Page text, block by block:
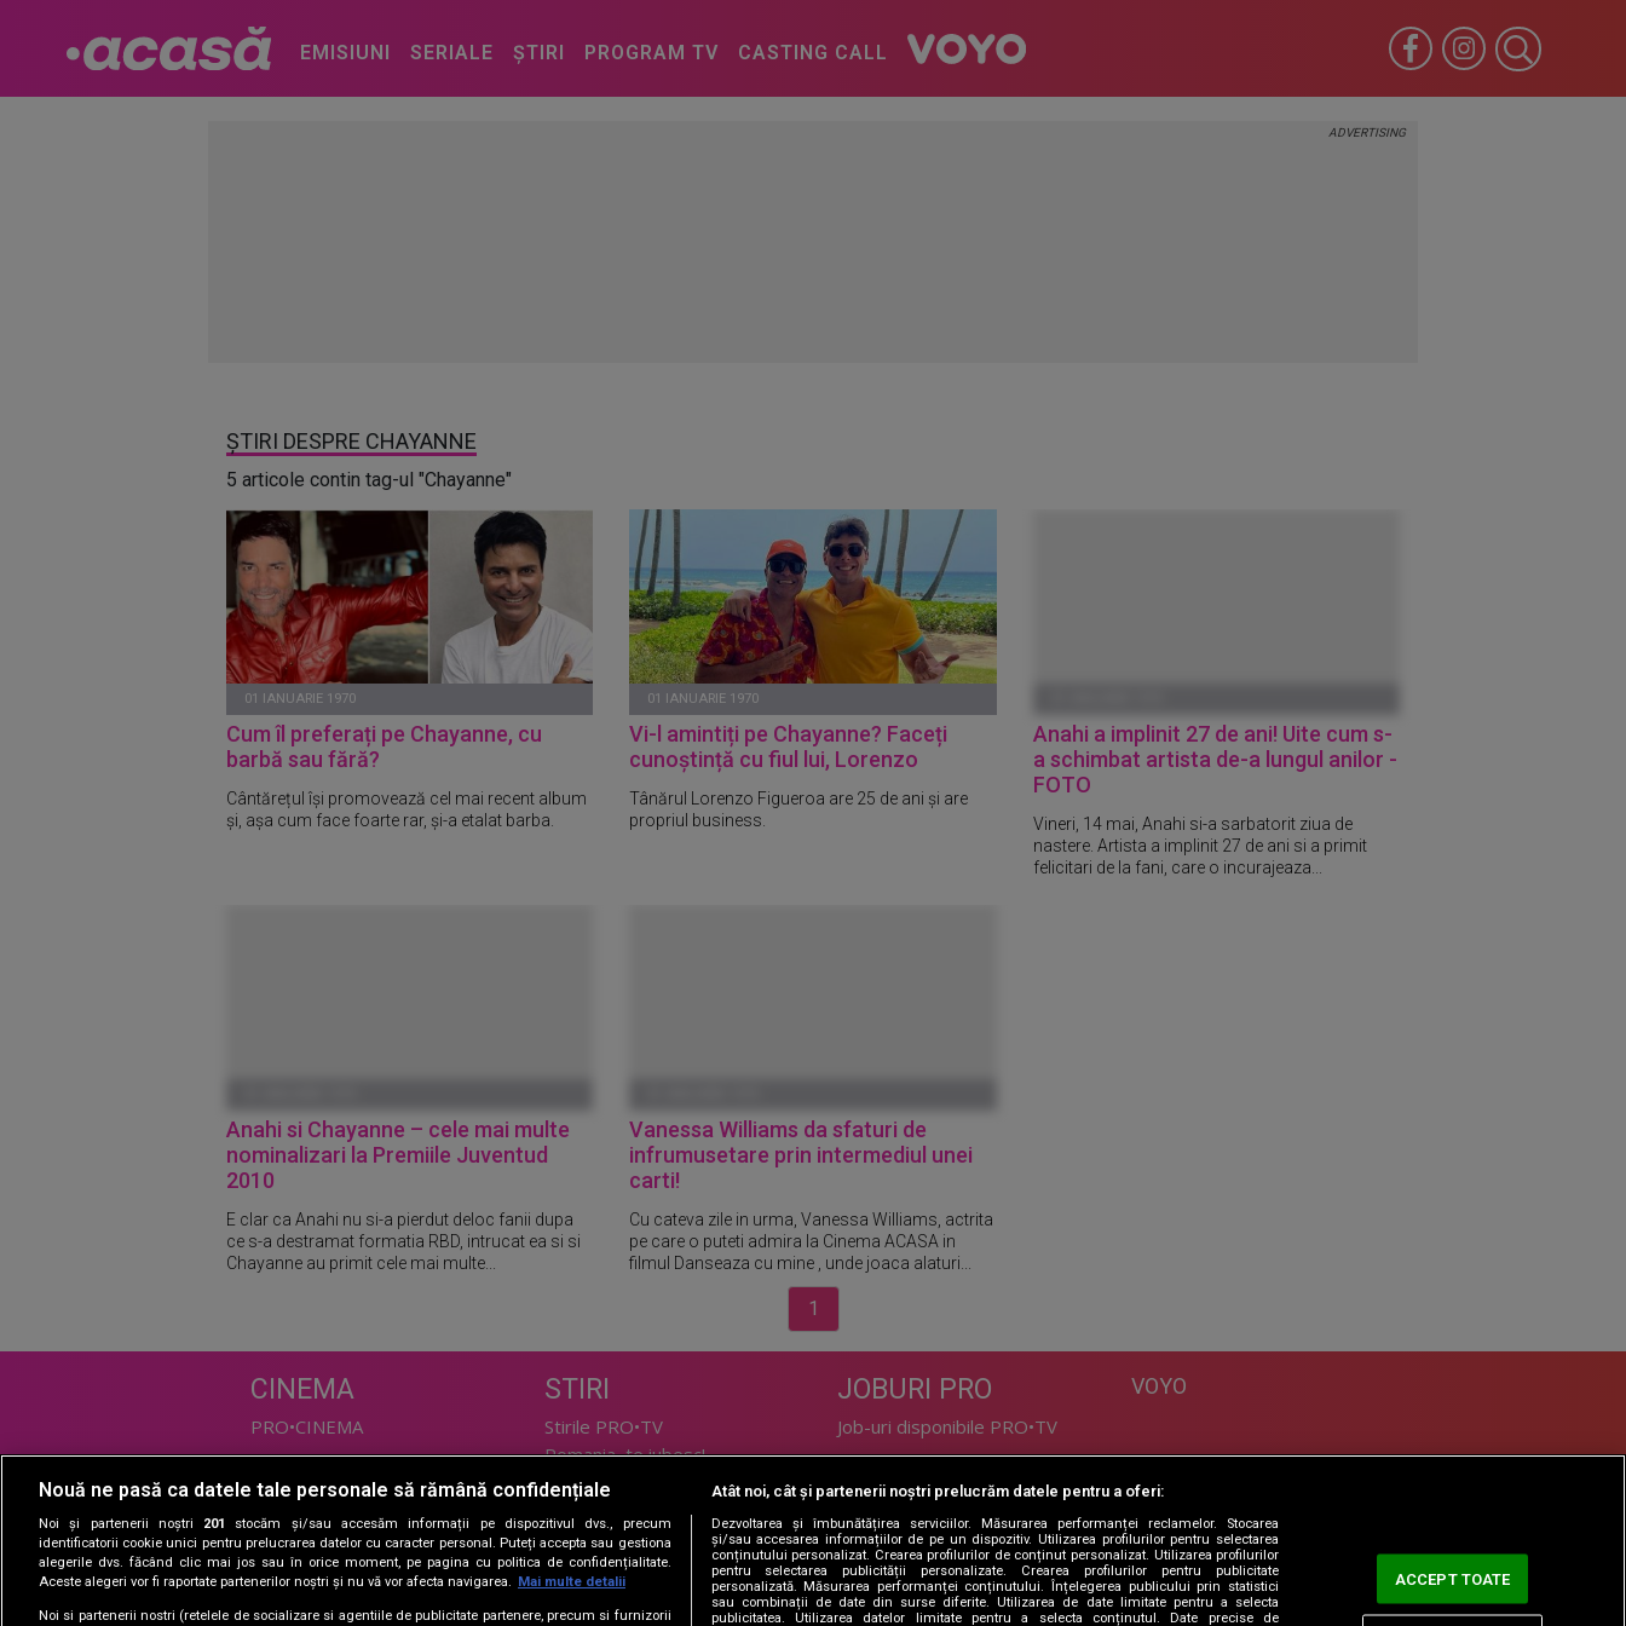
EMISIUNI SERIALE ȘTIRI PROGRAM TV CASTING CALL
ȘTIRI DESPRE CHAYANNE
5 articole contin tag-ul "Chayanne"
01 IANUARIE 1970
Cum îl preferați pe Chayanne, cu
barbă sau fără?
Cântărețul își promovează cel mai recent album
și, așa cum face foarte rar, și-a etalat barba.
01 IANUARIE 1970
Vi-l amintiți pe Chayanne? Faceți
cunoștință cu fiul lui, Lorenzo
Tânărul Lorenzo Figueroa are 25 de ani și are
propriul business.
Anahi a implinit 27 de ani! Uite cum s-
a schimbat artista de-a lungul anilor -
FOTO
Vineri, 14 mai, Anahi si-a sarbatorit ziua de
nastere. Artista a implinit 27 de ani si a primit
felicitari de la fani, care o incurajeaza...
Anahi si Chayanne – cele mai multe
nominalizari la Premiile Juventud
2010
E clar ca Anahi nu si-a pierdut deloc fanii dupa
ce s-a destramat formatia RBD, intrucat ea si si
Chayanne au primit cele mai multe...
Vanessa Williams da sfaturi de
infrumusetare prin intermediul unei
carti!
Cu cateva zile in urma, Vanessa Williams, actrita
pe care o puteti admira la Cinema ACASA in
filmul Danseaza cu mine , unde joaca alaturi...
1
CINEMA
PRO•CINEMA
DIVERTISMENT
PRO•TV
Romanii au talent
Vocea Romaniei
STIRI
Stirile PRO•TV
Romania, te iubesc!
TEHNOLOGIE
I Like IT
JOBURI PRO
Job-uri disponibile PRO•TV
LIFESTYLE
Doctor de Bine
Acasă
Acasă Gold
VOYO
Contact
Nouă ne pasă ca datele tale personale să rămână confidențiale
Noi și partenerii noștri 201
stocăm și/sau accesăm informații pe dispozitivul dvs., precum
identificatorii cookie unici pentru prelucrarea datelor cu caracter personal. Puteți accepta sau gestiona
alegerile dvs. făcând clic mai jos sau în orice moment, pe pagina cu politica de confidențialitate.
Aceste alegeri vor fi raportate partenerilor noștri și nu vă vor afecta navigarea.
Mai multe detalii
Noi si partenerii nostri (retelele de socializare si agentiile de publicitate partenere, precum si furnizorii
Atât noi, cât și partenerii noștri prelucrăm datele pentru a oferi:
Dezvoltarea și îmbunătățirea serviciilor. Măsurarea performanței reclamelor. Stocarea
și/sau accesarea informațiilor de pe un dispozitiv. Utilizarea profilurilor pentru selectarea
conținutului personalizat. Crearea profilurilor de conținut personalizat. Utilizarea profilurilor
pentru selectarea publicității personalizate. Crearea profilurilor pentru publicitate
personalizată. Măsurarea performanței conținutului. Înțelegerea publicului prin statistici
sau combinații de date din surse diferite. Utilizarea de date limitate pentru a selecta
publicitatea. Utilizarea datelor limitate pentru a selecta conținutul. Date precise de
ACCEPT TOATE